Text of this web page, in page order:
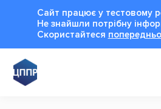
Сайт працює у тестовому
Не знайшли потрібну
Cкористайтеся